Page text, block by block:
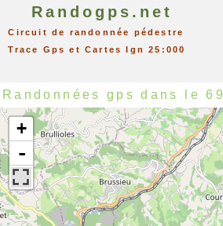
Randogps.net
Circuit de randonnée pédestre
Trace Gps et Cartes Ign 25:000
Randonnées gps dans le 69
+
-